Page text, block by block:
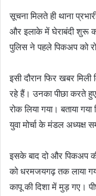
सूचना मिलते ही थाना
और इलाके में घेराबंदी शुरू
पुलिस ने पहले पिकअप को
इसी दौरान फिर खबर
रहे हैं। उनका पीछा करते
रोक लिया गया। बताया
युवा मोर्चा के मंडल अध्यक्ष
इसके बाद दो और पिकअप
को धरमजयगढ़ तक लाया
कापू की दिशा में मुड़ गए।